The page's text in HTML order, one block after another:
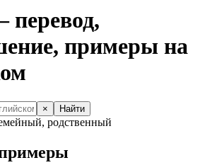
примеры на
× Найти
родственный